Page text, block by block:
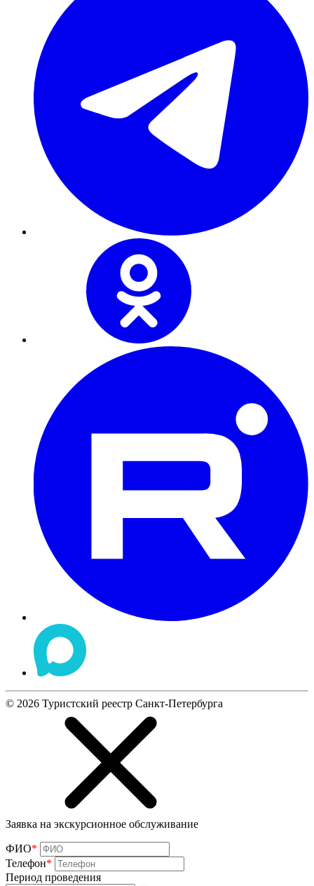
© 2026 Туристский реестр Санкт-Петербурга
Заявка на экскурсионное обслуживание
ФИО*
Телефон*
Период проведения